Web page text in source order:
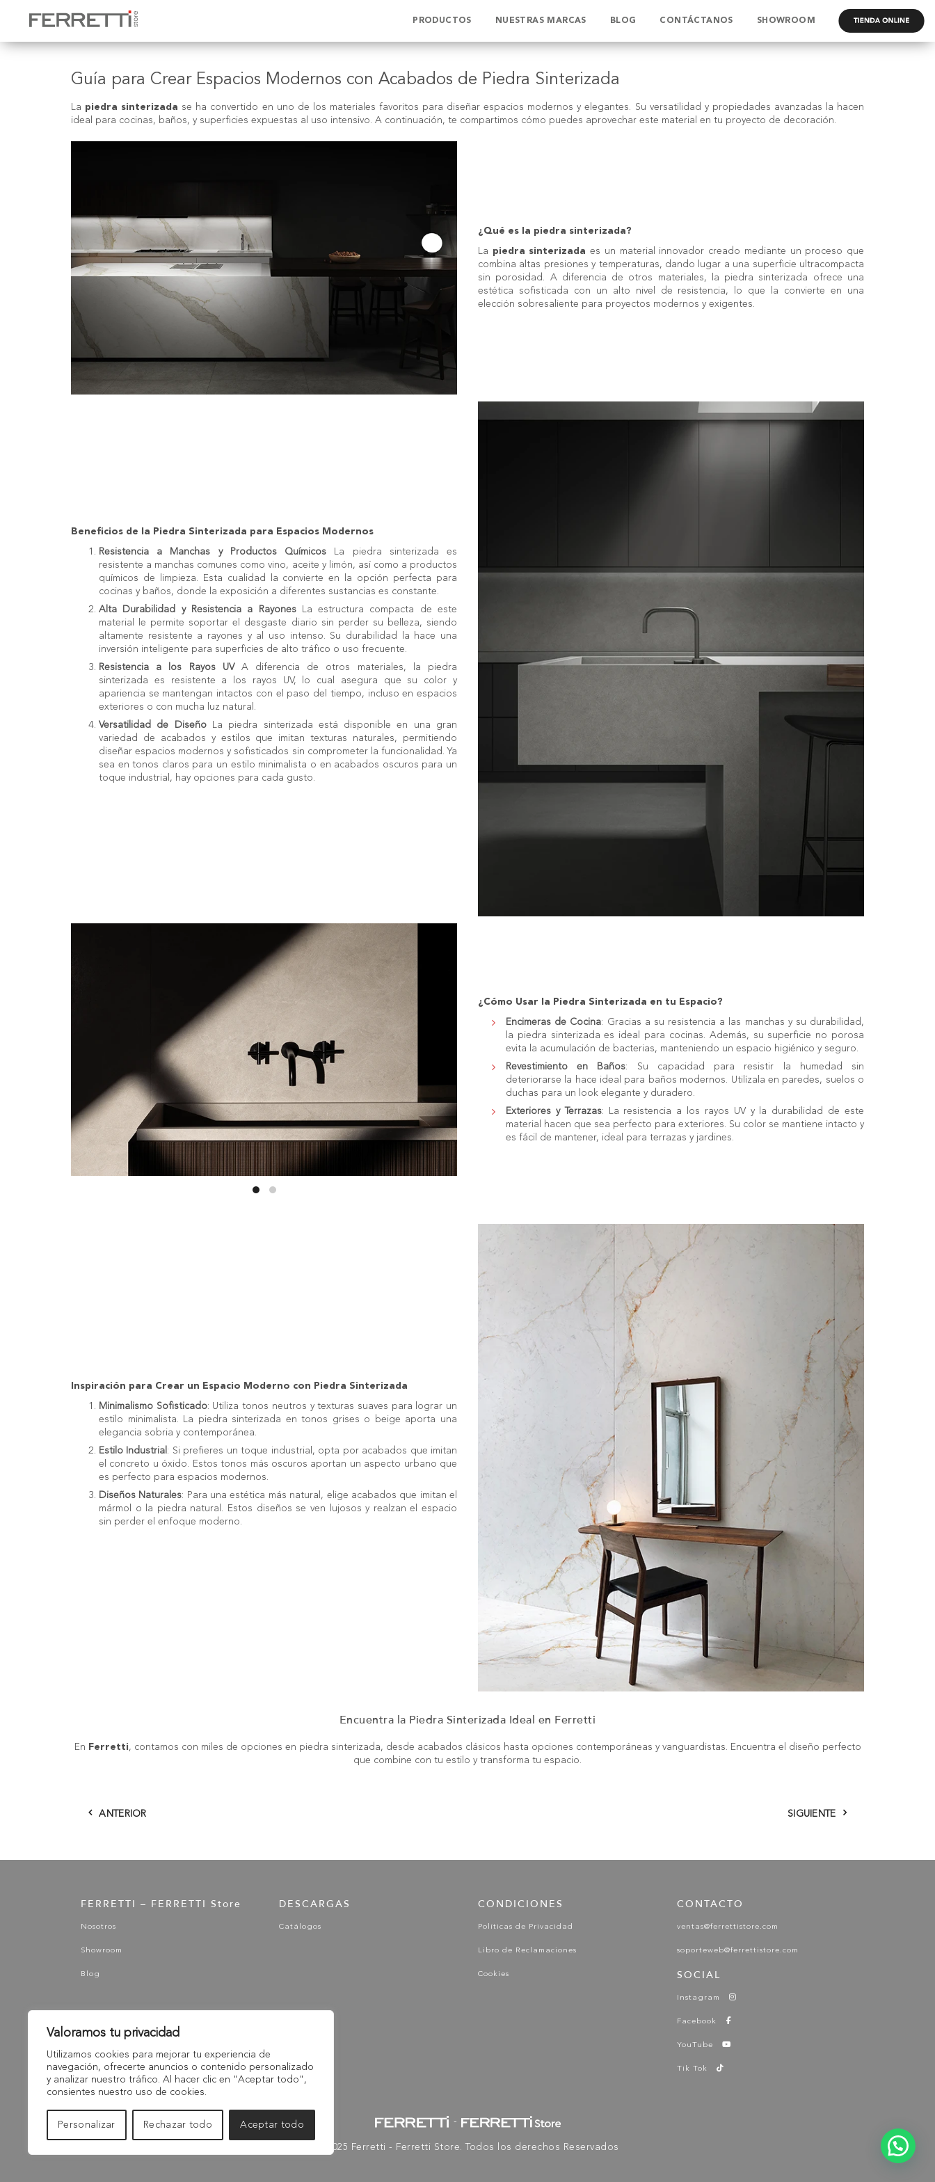
Valoramos tu privacidad
Utilizamos cookies para mejorar tu experiencia de
navegación, ofrecerte anuncios o contenido personalizado
y analizar nuestro tráfico. Al hacer clic en "Aceptar todo",
consientes nuestro uso de cookies.
Personalizar Rechazar todo Aceptar todo
PRODUCTOS NUESTRAS MARCAS BLOG CONTÁCTANOS SHOWROOM .
Guía para Crear Espacios Modernos con Acabados de Piedra Sinterizada
La piedra sinterizada se ha convertido en uno de los materiales favoritos para diseñar espacios modernos y elegantes. Su versatilidad y propiedades avanzadas la hacen
ideal para cocinas, baños, y superficies expuestas al uso intensivo. A continuación, te compartimos cómo puedes aprovechar este material en tu proyecto de decoración.
¿Qué es la piedra sinterizada?
La piedra sinterizada es un material innovador creado mediante un proceso que
combina altas presiones y temperaturas, dando lugar a una superficie ultracompacta
sin porosidad. A diferencia de otros materiales, la piedra sinterizada ofrece una
estética sofisticada con un alto nivel de resistencia, lo que la convierte en una
elección sobresaliente para proyectos modernos y exigentes.
Beneficios de la Piedra Sinterizada para Espacios Modernos
Resistencia a Manchas y Productos Químicos La piedra sinterizada es
resistente a manchas comunes como vino, aceite y limón, así como a productos
químicos de limpieza. Esta cualidad la convierte en la opción perfecta para
cocinas y baños, donde la exposición a diferentes sustancias es constante.
Alta Durabilidad y Resistencia a RayonesLa estructura compacta de este
material le permite soportar el desgaste diario sin perder su belleza, siendo
altamente resistente a rayones y al uso intenso. Su durabilidad la hace una
inversión inteligente para superficies de alto tráfico o uso frecuente.
Resistencia a los Rayos UVA diferencia de otros materiales, la piedra
sinterizada es resistente a los rayos UV, lo cual asegura que su color y
apariencia se mantengan intactos con el paso del tiempo, incluso en espacios
exteriores o con mucha luz natural.
Versatilidad de DiseñoLa piedra sinterizada está disponible en una gran
variedad de acabados y estilos que imitan texturas naturales, permitiendo
diseñar espacios modernos y sofisticados sin comprometer la funcionalidad. Ya
sea en tonos claros para un estilo minimalista o en acabados oscuros para un
toque industrial, hay opciones para cada gusto.
¿Cómo Usar la Piedra Sinterizada en tu Espacio?
Encimeras de Cocina: Gracias a su resistencia a las manchas y su durabilidad,
la piedra sinterizada es ideal para cocinas. Además, su superficie no porosa
evita la acumulación de bacterias, manteniendo un espacio higiénico y seguro.
Revestimiento en Baños: Su capacidad para resistir la humedad sin
deteriorarse la hace ideal para baños modernos. Utilízala en paredes, suelos o
duchas para un look elegante y duradero.
Exteriores y Terrazas: La resistencia a los rayos UV y la durabilidad de este
material hacen que sea perfecto para exteriores. Su color se mantiene intacto y
es fácil de mantener, ideal para terrazas y jardines.
Inspiración para Crear un Espacio Moderno con Piedra Sinterizada
Minimalismo Sofisticado: Utiliza tonos neutros y texturas suaves para lograr un
estilo minimalista. La piedra sinterizada en tonos grises o beige aporta una
elegancia sobria y contemporánea.
Estilo Industrial : Si prefieres un toque industrial, opta por acabados que imitan
el concreto u óxido. Estos tonos más oscuros aportan un aspecto urbano que
es perfecto para espacios modernos.
Diseños Naturales: Para una estética más natural, elige acabados que imitan el
mármol o la piedra natural. Estos diseños se ven lujosos y realzan el espacio
sin perder el enfoque moderno.
Encuentra la Piedra Sinterizada Ideal en Ferretti
En Ferretti, contamos con miles de opciones en piedra sinterizada, desde acabados clásicos hasta opciones contemporáneas y vanguardistas. Encuentra el diseño perfecto
que combine con tu estilo y transforma tu espacio.
ANTERIOR SIGUIENTE
FERRETTI – FERRETTI Store
Nosotros
Showroom
Blog
DESCARGAS
Catálogos
CONDICIONES
Políticas de Privacidad
Libro de Reclamaciones
Cookies
CONTACTO
ventas@ferrettistore.com
soporteweb@ferrettistore.com
SOCIAL
Instagram
Facebook
YouTube
Tik Tok
-
© 2025 Ferretti - Ferretti Store. Todos los derechos Reservados